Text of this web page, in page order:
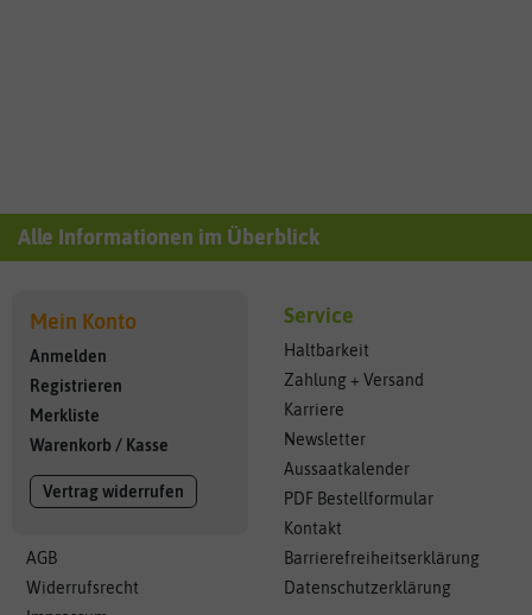
Alle Informationen im Überblick
Mein Konto
Anmelden
Registrieren
Merkliste
Warenkorb / Kasse
Vertrag widerrufen
AGB
Widerrufsrecht
Service
Haltbarkeit
Zahlung + Versand
Karriere
Newsletter
Aussaatkalender
PDF Bestellformular
Kontakt
Barrierefreiheitserklärung
Datenschutzerklärung